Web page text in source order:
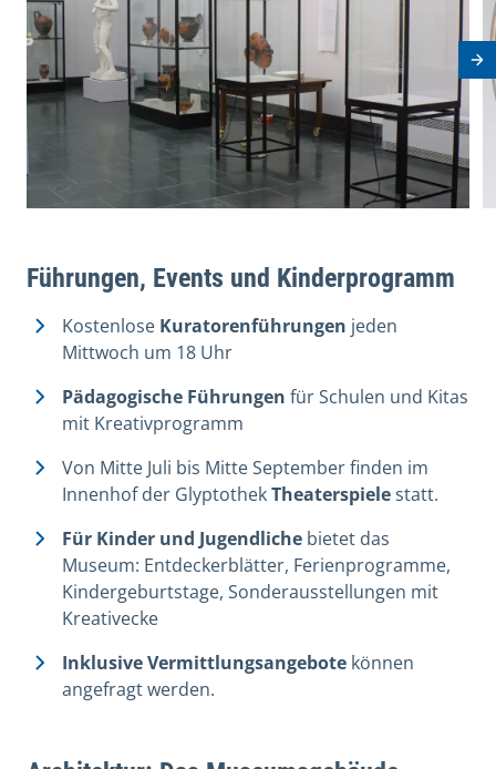
Führungen, Events und Kinderprogramm
Kostenlose Kuratorenführungen jeden
Mittwoch um 18 Uhr
Pädagogische Führungen für Schulen und Kitas
mit Kreativprogramm
Von Mitte Juli bis Mitte September finden im
Innenhof der GlyptothekTheaterspielestatt.
Für Kinder und Jugendliche bietet das
Museum: Entdeckerblätter, Ferienprogramme,
Kindergeburtstage, Sonderausstellungen mit
Kreativecke
Inklusive Vermittlungsangebote können
angefragt werden.